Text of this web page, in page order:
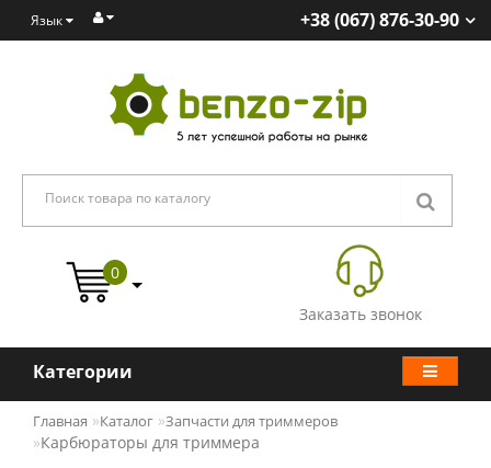
Язык +38 (067) 876-30-90
Заказать звонок
0
Категории
Главная Каталог Запчасти для триммеров
Карбюраторы для триммера